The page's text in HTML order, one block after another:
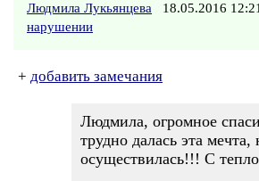
Людмила Лукьянцева 18.05.2016
нарушении
+ добавить замечания
Людмила, огромное
трудно далась эта мечта,
осуществилась!!! С